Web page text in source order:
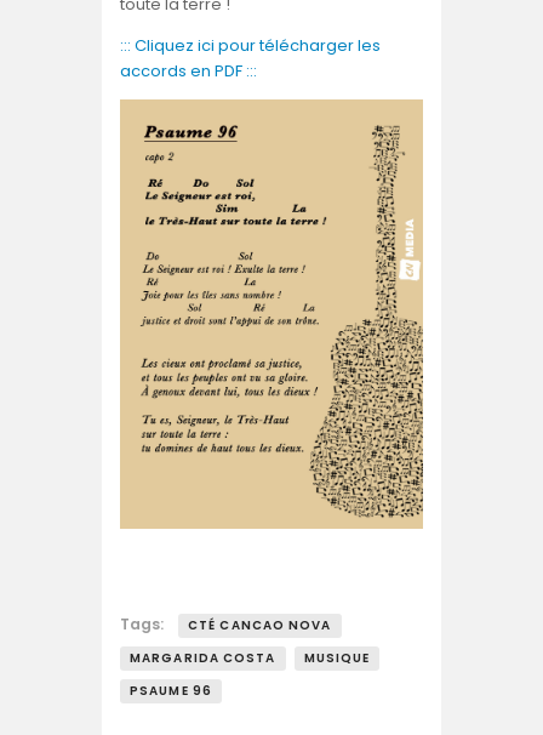
toute la terre !
::: Cliquez ici pour télécharger les
accords en PDF :::
Tags:
CTÉ CANCAO NOVA
MARGARIDA COSTA
MUSIQUE
PSAUME 96